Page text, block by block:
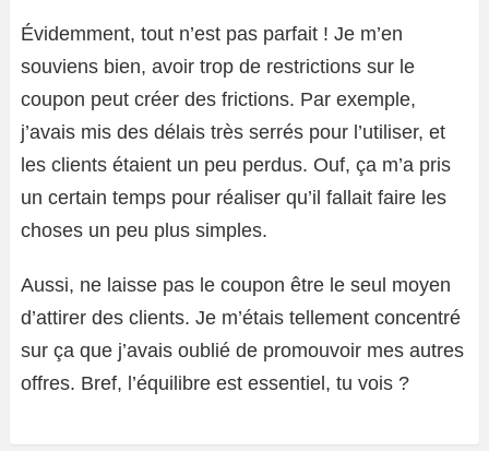
Évidemment, tout n’est pas parfait ! Je m’en
souviens bien, avoir trop de restrictions sur le
coupon peut créer des frictions. Par exemple,
j’avais mis des délais très serrés pour l’utiliser, et
les clients étaient un peu perdus. Ouf, ça m’a pris
un certain temps pour réaliser qu’il fallait faire les
choses un peu plus simples.
Aussi, ne laisse pas le coupon être le seul moyen
d’attirer des clients. Je m’étais tellement concentré
sur ça que j’avais oublié de promouvoir mes autres
offres. Bref, l’équilibre est essentiel, tu vois ?